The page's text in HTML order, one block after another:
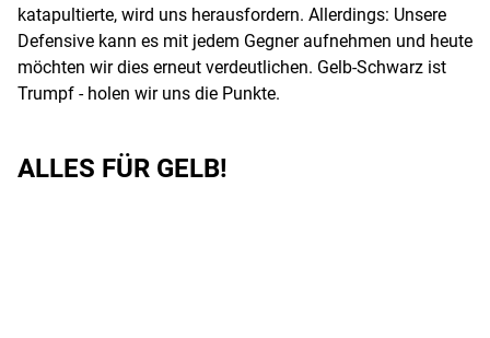
katapultierte, wird uns herausfordern. Allerdings: Unsere
Defensive kann es mit jedem Gegner aufnehmen und heute
möchten wir dies erneut verdeutlichen. Gelb-Schwarz ist
Trumpf - holen wir uns die Punkte.
ALLES FÜR GELB!